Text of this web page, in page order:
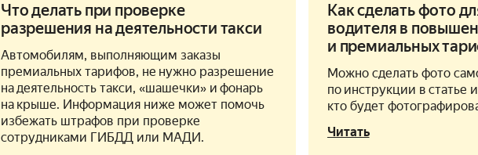
Что делать при проверке
разрешения на деятельности такси
Автомобилям, выполняющим заказы
премиальных тарифов, не нужно разрешение
на деятельность такси, «шашечки» и фонарь
на крыше. Информация ниже может помочь
избежать штрафов при проверке
сотрудниками ГИБДД или МАДИ.
Как сделать фото
водителя в
и премиальных
Можно сделать фото
по инструкции в статье
кто будет
Читать